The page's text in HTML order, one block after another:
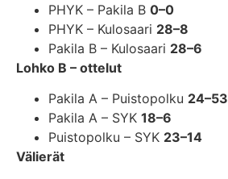
PHYK – Pakila B 0–0
PHYK – Kulosaari 28–8
Pakila B – Kulosaari 28–6
Lohko B – ottelut
Pakila A – Puistopolku 24–53
Pakila A – SYK 18–6
Puistopolku – SYK 23–14
Välierät